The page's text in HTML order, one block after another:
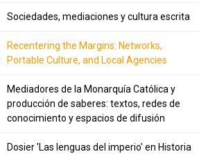
Sociedades, mediaciones y cultura escrita
Recentering the Margins: Networks,
Portable Culture, and Local Agencies
Mediadores de la Monarquía Católica y
producción de saberes: textos, redes de
conocimiento y espacios de difusión
Dosier 'Las lenguas del imperio' en Historia